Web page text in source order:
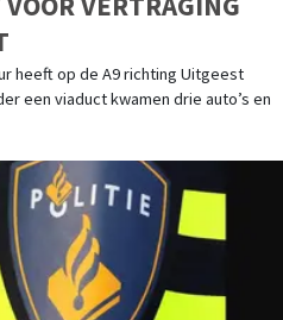
heeft op de A9 richting Uitgeest
een viaduct kwamen drie auto’s en